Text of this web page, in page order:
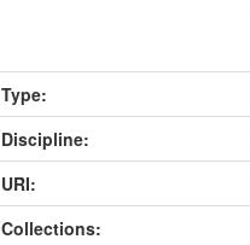
Type:
Discipline:
URI:
Collections: